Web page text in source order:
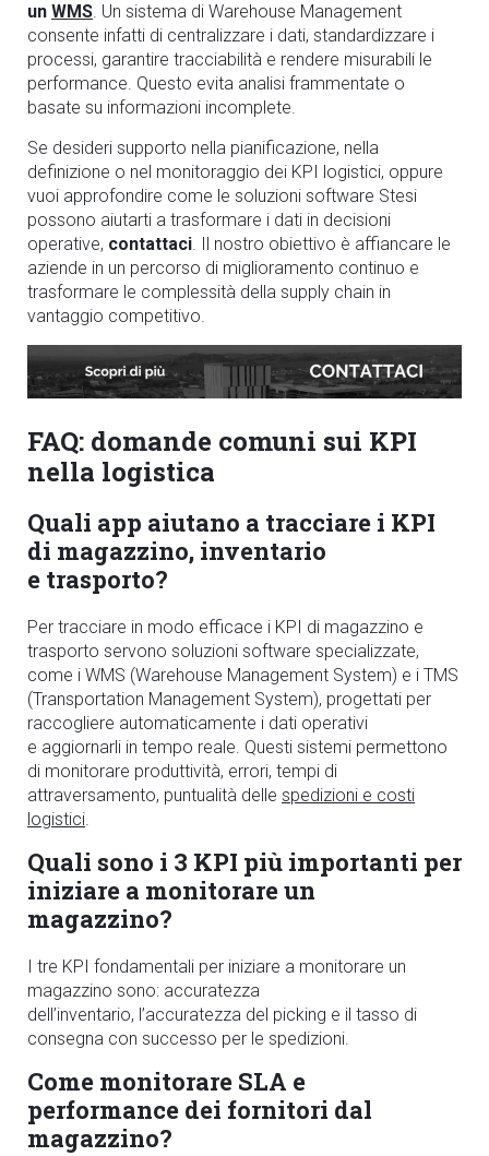
un WMS. Un sistema di Warehouse Management
consente infatti di centralizzare i dati, standardizzare i
processi, garantire tracciabilità e rendere misurabili le
performance. Questo evita analisi frammentate o
basate su informazioni incomplete.
Se desideri supporto nella pianificazione, nella
definizione o nel monitoraggio dei KPI logistici, oppure
vuoi approfondire come le soluzioni software Stesi
possono aiutarti a trasformare i dati in decisioni
operative, contattaci. Il nostro obiettivo è affiancare le
aziende in un percorso di miglioramento continuo e
trasformare le complessità della supply chain in
vantaggio competitivo.
FAQ: domande comuni sui KPI
nella logistica
Quali app aiutano a tracciare i KPI
di magazzino, inventario
e trasporto?
Per tracciare in modo efficace i KPI di magazzino e
trasporto servono soluzioni software specializzate,
come i WMS (Warehouse Management System) e i TMS
(Transportation Management System), progettati per
raccogliere automaticamente i dati operativi
e aggiornarli in tempo reale. Questi sistemi permettono
di monitorare produttività, errori, tempi di
attraversamento, puntualità delle spedizioni e costi
logistici.
Quali sono i 3 KPI più importanti per
iniziare a monitorare un
magazzino?
I tre KPI fondamentali per iniziare a monitorare un
magazzino sono: accuratezza
dell’inventario, l’accuratezza del picking e il tasso di
consegna con successo per le spedizioni.
Come monitorare SLA e
performance dei fornitori dal
magazzino?